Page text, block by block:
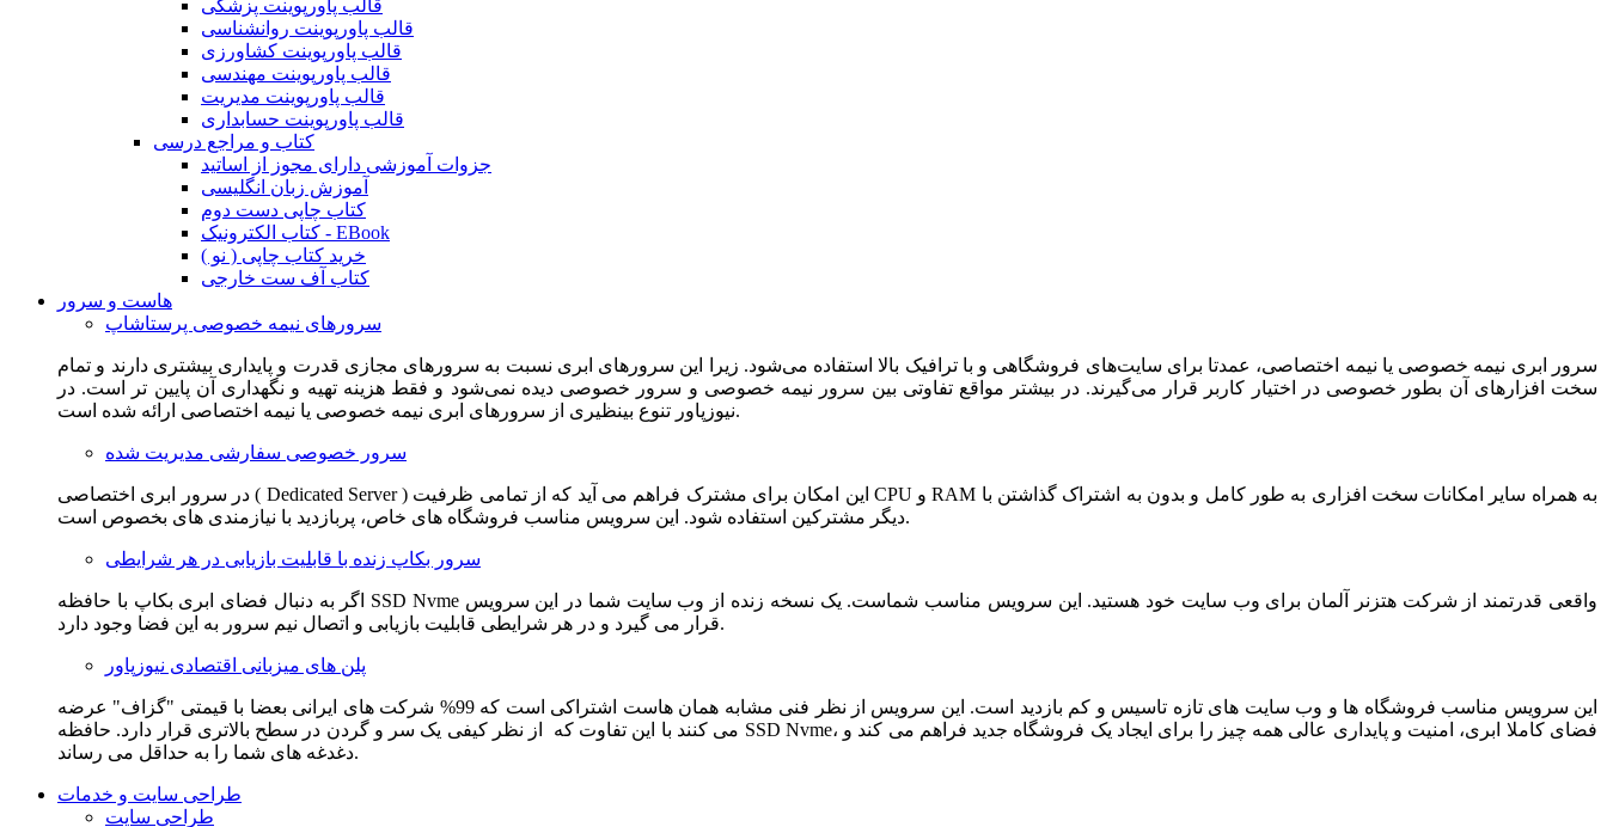
قالب پاورپوینت پزشکی
قالب پاورپوینت روانشناسی
قالب پاورپوینت کشاورزی
قالب پاورپوینت مهندسی
قالب پاورپوینت مدیریت
قالب پاورپوینت حسابداری
کتاب و مراجع درسی
جزوات آموزشی دارای مجوز از اساتید
آموزش زبان انگلیسی
کتاب چاپی دست دوم
کتاب الکترونیک - EBook
خرید کتاب چاپی ( نو )
کتاب آف ست خارجی
هاست و سرور
سرورهای نیمه خصوصی پرستاشاپ
سرور ابری نیمه خصوصی یا نیمه اختصاصی، عمدتا برای سایت‌های فروشگاهی و با ترافیک بالا استفاده می‌شود. زیرا این سرورهای ابری نسبت به سرورهای مجازی قدرت و پایداری بیشتری دارند و تمام
سخت افزارهای آن بطور خصوصی در اختیار کاربر قرار می‌گیرند. در بیشتر مواقع تفاوتی بین سرور نیمه خصوصی و سرور خصوصی دیده نمی‌شود و فقط هزینه تهیه و نگهداری آن پایین تر است. در
نیوزپاور تنوع بینظیری از سرورهای ابری نیمه خصوصی یا نیمه اختصاصی ارائه شده است.
سرور خصوصی سفارشی مدیریت شده
در سرور ابری اختصاصی ( Dedicated Server ) این امکان برای مشترک فراهم می آید که از تمامی ظرفیت CPU و RAM به همراه سایر امکانات سخت افزاری به طور کامل و بدون به اشتراک گذاشتن با
دیگر مشترکین استفاده شود. این سرویس مناسب فروشگاه های خاص، پربازدید با نیازمندی های بخصوص است.
سرور بکاپ زنده با قابلیت بازیابی در هر شرایطی
اگر به دنبال فضای ابری بکاپ با حافظه SSD Nvme واقعی قدرتمند از شرکت هتزنر آلمان برای وب سایت خود هستید. این سرویس مناسب شماست. یک نسخه زنده از وب سایت شما در این سرویس
قرار می گیرد و در هر شرایطی قابلیت بازیابی و اتصال نیم سرور به این فضا وجود دارد.
پلن های میزبانی اقتصادی نیوزپاور
این سرویس مناسب فروشگاه ها و وب سایت های تازه تاسیس و کم بازدید است. این سرویس از نظر فنی مشابه همان هاست اشتراکی است که 99% شرکت های ایرانی بعضا با قیمتی "گزاف" عرضه
می کنند با این تفاوت که از نظر کیفی یک سر و گردن در سطح بالاتری قرار دارد. حافظه SSD Nvme، فضای کاملا ابری، امنیت و پایداری عالی همه چیز را برای ایجاد یک فروشگاه جدید فراهم می کند و
دغدغه های شما را به حداقل می رساند.
طراحی سایت و خدمات
طراحی سایت